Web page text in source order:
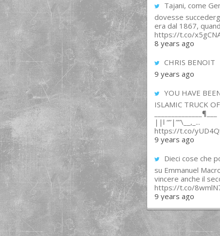
Tajani, come
dovesse
era dal 1867,
https://t.co/
8 years ago
CHRIS BENOIT
9 years ago
YOU HAVE
ISLAMIC TRUCK
||l “”|””\__,_...
https://t.co/
9 years ago
Dieci cose che
su Emmanuel
vincere anche il
https://t.co/
9 years ago